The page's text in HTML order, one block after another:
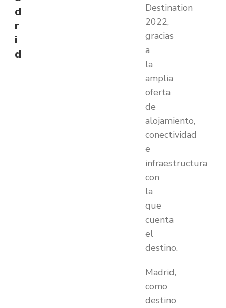
d
r
i
d
Destination
2022,
gracias
a
la
amplia
oferta
de
alojamiento,
conectividad
e
infraestructura
con
la
que
cuenta
el
destino.
Madrid,
como
destino